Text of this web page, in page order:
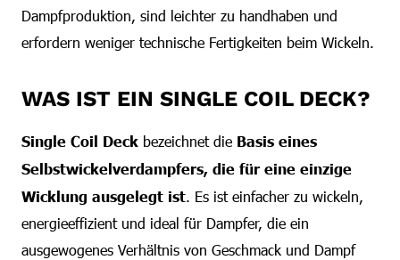
Dampfproduktion, sind leichter zu handhaben und
erfordern weniger technische Fertigkeiten beim Wickeln.
WAS IST EIN SINGLE COIL DECK?
Single Coil Deck bezeichnet die Basis eines
Selbstwickelverdampfers, die für eine einzige
Wicklung ausgelegt ist. Es ist einfacher zu wickeln,
energieeffizient und ideal für Dampfer, die ein
ausgewogenes Verhältnis von Geschmack und Dampf